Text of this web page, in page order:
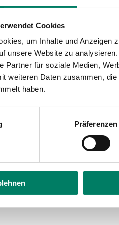
Cookies
um Inhalte und Anzeigen
unsere Website zu
Partner für soziale Medien,
weiteren Daten zusammen,
haben.
Präferenzen
(2026)
Bahnhof